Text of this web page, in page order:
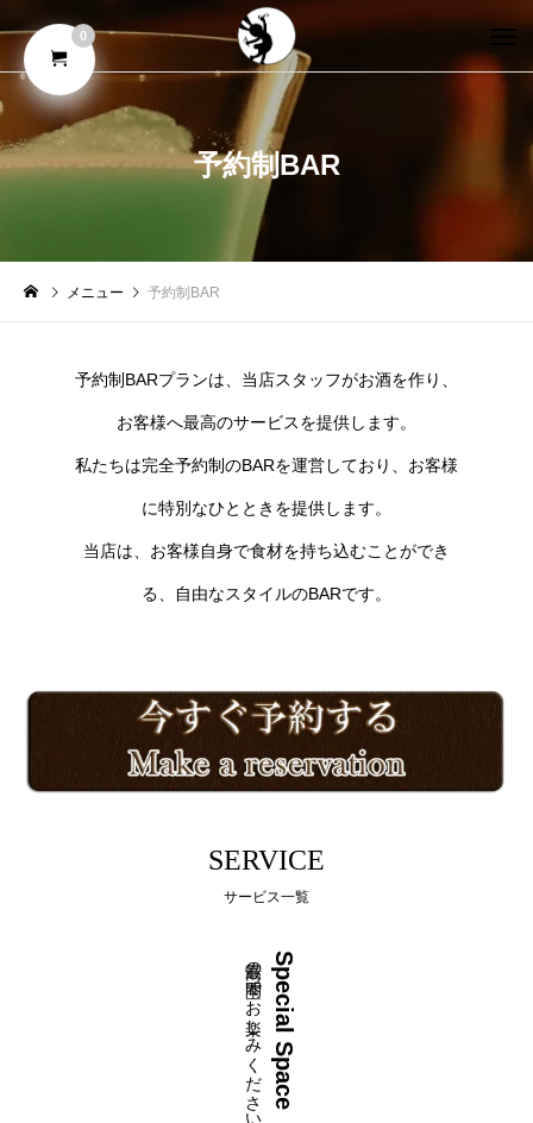
予約制BAR
メニュー 予約制BAR
予約制BARプランは、当店スタッフがお酒を作り、
お客様へ最高のサービスを提供します。
私たちは完全予約制のBARを運営しており、お客様
に特別なひとときを提供します。
当店は、お客様自身で食材を持ち込むことができ
る、自由なスタイルのBARです。
SERVICE
サービス一覧
Special Space
最高の空間でお楽しみください
0